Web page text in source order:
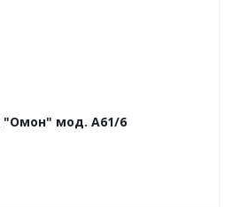
"Омон" мод. А61/6